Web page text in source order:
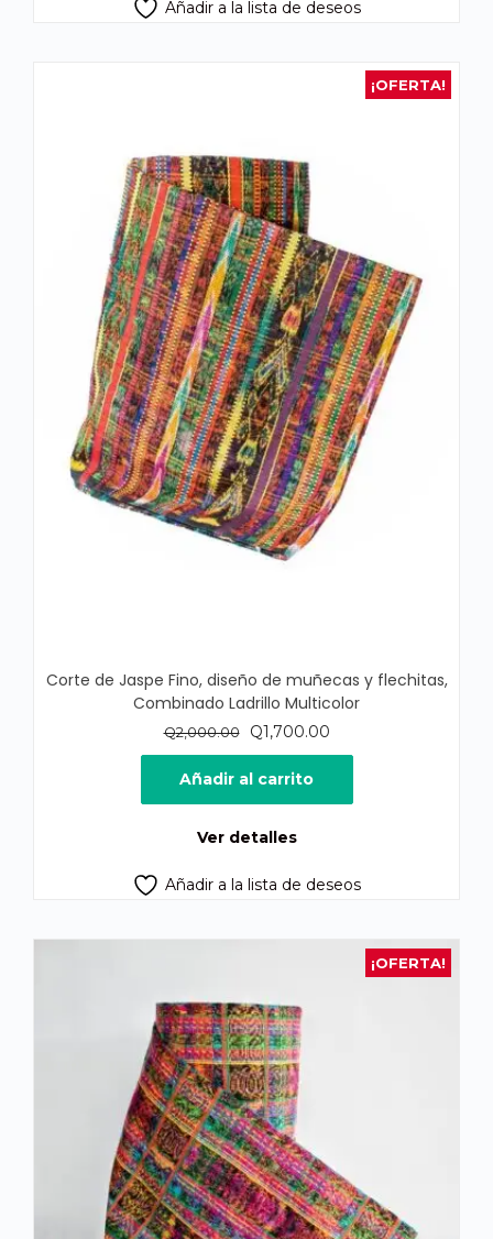
Añadir a la lista de deseos
¡OFERTA!
Corte de Jaspe Fino, diseño de muñecas y flechitas,
Combinado Ladrillo Multicolor
Q2,000.00
El
precio
original
era:
Q1,700.00El
precio
es:
Añadir al carrito
Ver detalles
Añadir a la lista de deseos
¡OFERTA!